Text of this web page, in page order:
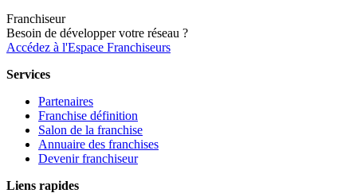
Franchiseur
Besoin de développer votre réseau ?
Accédez à l'Espace Franchiseurs
Services
Partenaires
Franchise définition
Salon de la franchise
Annuaire des franchises
Devenir franchiseur
Liens rapides